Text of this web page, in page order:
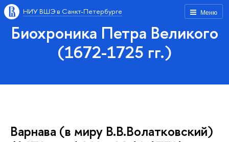
Меню
НИУ ВШЭ в Санкт-Петербурге
Биохроника Петра Великого
(1672-1725 гг.)
Варнава (в миру В.В.Волатковский)